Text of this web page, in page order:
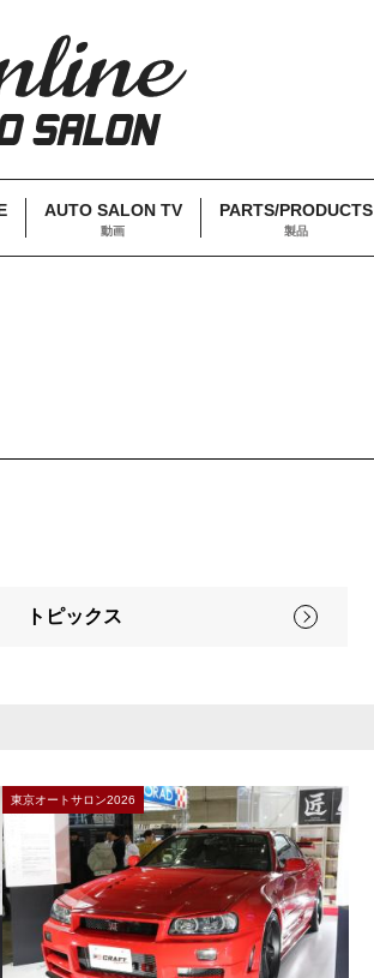
AUTO SALON TV
動画
PARTS/PRODUCTS
製品
トピックス
東京オートサロン2026